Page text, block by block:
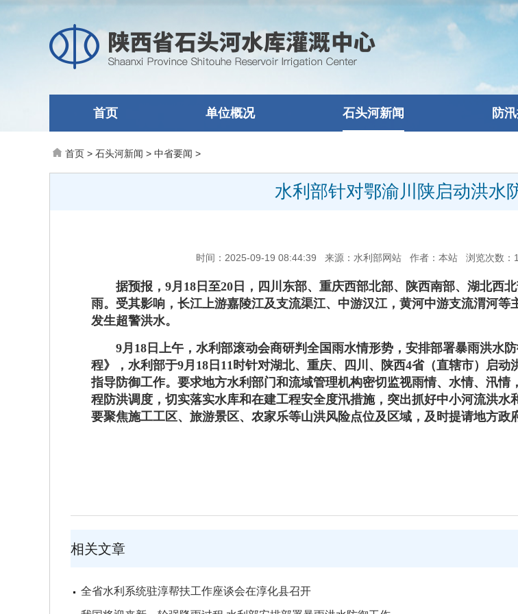
首页 单位概况 石头河新闻 防
首页 > 石头河新闻 > 中省要闻 >
水利部针对鄂渝川陕启动洪水
时间：2025-09-19 08:44:39 来源：水利部网站 作者：本站 浏览次数：
据预报， 9月18日至20日，四川东部、重庆西部北部、陕西南部、湖北西
雨。受其影响，长江上游嘉陵江及支流渠江、中游汉江，黄河中游支流渭河
发生超警洪水。
9月18日上午，水利部滚动会商研判全国雨水情形势，安排部署暴雨洪水
程》，水利部于9月18日11时针对湖北、重庆、四川、陕西4省（直辖市）启
指导防御工作。要求地方水利部门和流域管理机构密切监视雨情、水情、汛
程防洪调度，切实落实水库和在建工程安全度汛措施，突出抓好中小河流洪
要聚焦施工工区、旅游景区、农家乐等山洪风险点位及区域，及时提请地方政
相关文章
全省水利系统驻淳帮扶工作座谈会在淳化县召开